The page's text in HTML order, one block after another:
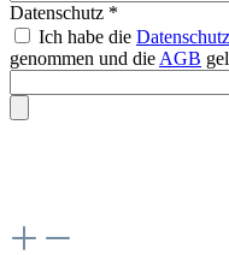
Datenschutz *
Ich habe die
genommen und die AGB